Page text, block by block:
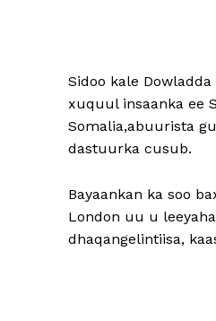
Sidoo kale
xuquul insaanka ee
Somalia,abuurista
dastuurka cusub.
Bayaankan ka soo
London uu u
dhaqangelintiisa,